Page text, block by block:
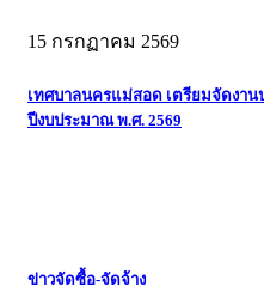
15 กรกฏาคม 2569
เทศบาลนครแม่สอด เตรียมจัดงา
ปีงบประมาณ พ.ศ. 2569
ข่าวจัดซื้อ-จัดจ้าง